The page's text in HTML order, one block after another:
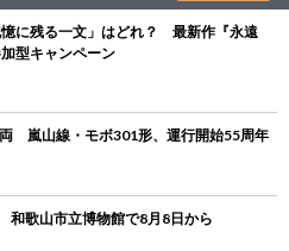
に残る一文」はどれ？ 最新作『永遠
型キャンペーン
嵐山線・モボ301形、運行開始55周年
歌山市立博物館で8月8日から